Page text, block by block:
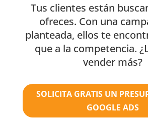
Tus clientes están
ofreces. Con una
planteada, ellos te
que a la competencia.
vender más?
SOLICITA GRATIS UN
GOOGLE ADS